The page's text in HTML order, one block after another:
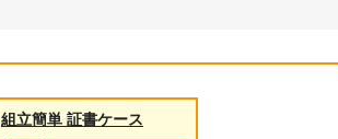
組立簡単 証書ケース